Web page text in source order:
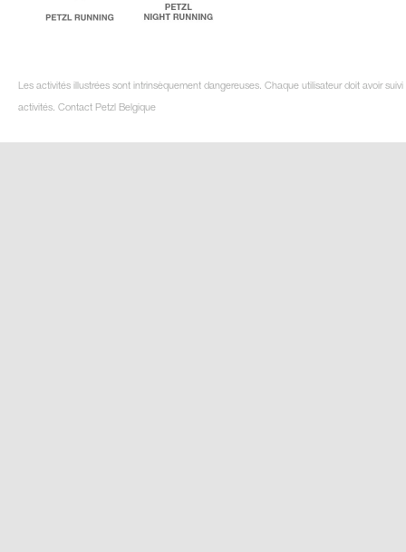
Les activités illustrées sont intrinsèquement dangereuses. Chaque utilisateur doit avoir
activités. Contact Petzl Belgique